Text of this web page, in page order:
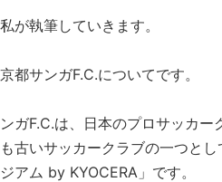
が執筆していきます。
都サンガF.C.についてです。
ガF.C.は、日本のプロサッカ
古いサッカークラブの一つと
アム by KYOCERA」です。